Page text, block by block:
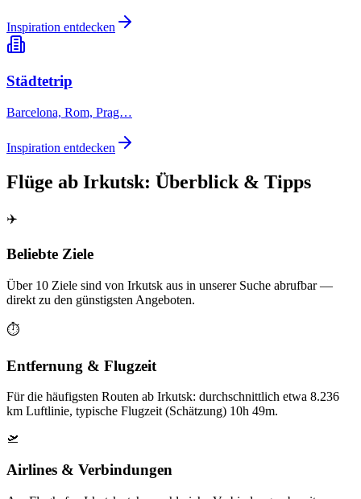
Inspiration entdecken
Städtetrip
Barcelona, Rom, Prag…
Inspiration entdecken
Flüge ab Irkutsk: Überblick & Tipps
✈️
Beliebte Ziele
Über 10 Ziele sind von Irkutsk aus in unserer Suche abrufbar —
direkt zu den günstigsten Angeboten.
⏱️
Entfernung & Flugzeit
Für die häufigsten Routen ab Irkutsk: durchschnittlich etwa 8.236
km Luftlinie, typische Flugzeit (Schätzung) 10h 49m.
🛫
Airlines & Verbindungen